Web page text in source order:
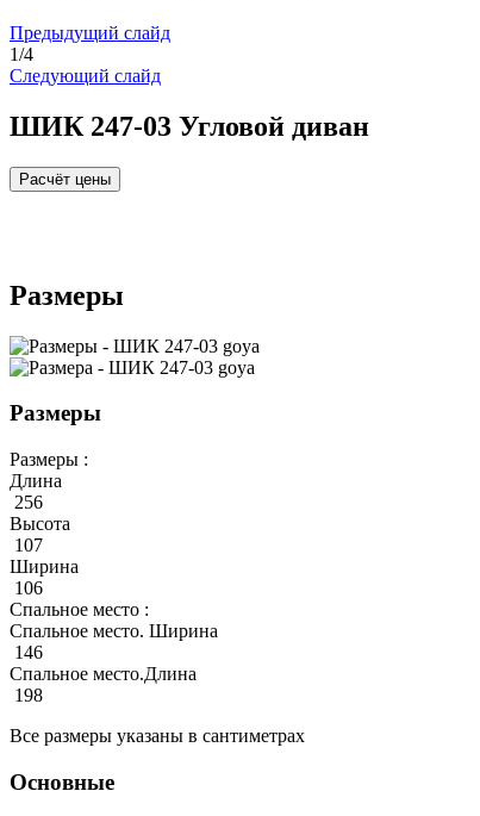
Предыдущий слайд
1/4
Следующий слайд
ШИК 247-03 Угловой диван
Расчёт цены
Размеры
Размеры
Размеры :
Длина
256
Высота
107
Ширина
106
Спальное место :
Спальное место. Ширина
146
Спальное место.Длина
198
Все размеры указаны в сантиметрах
Основные